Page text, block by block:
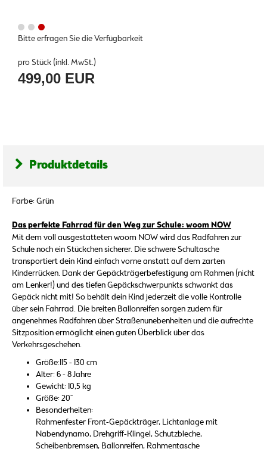
Bitte erfragen Sie die Verfügbarkeit
pro Stück (inkl. MwSt.)
499,00 EUR
Produktdetails
Farbe: Grün
Das perfekte Fahrrad für den Weg zur Schule: woom NOW
Mit dem voll ausgestatteten woom NOW wird das Radfahren zur
Schule noch ein Stückchen sicherer. Die schwere Schultasche
transportiert dein Kind einfach vorne anstatt auf dem zarten
Kinderrücken. Dank der Gepäckträgerbefestigung am Rahmen (nicht
am Lenker!) und des tiefen Gepäckschwerpunkts schwankt das
Gepäck nicht mit! So behält dein Kind jederzeit die volle Kontrolle
über sein Fahrrad. Die breiten Ballonreifen sorgen zudem für
angenehmes Radfahren über Straßenunebenheiten und die aufrechte
Sitzposition ermöglicht einen guten Überblick über das
Verkehrsgeschehen.
Größe:115 - 130 cm
Alter: 6 - 8 Jahre
Gewicht: 10,5 kg
Größe: 20"
Besonderheiten:
Rahmenfester Front-Gepäckträger, Lichtanlage mit
Nabendynamo, Drehgriff-Klingel, Schutzbleche,
Scheibenbremsen, Ballonreifen, Rahmentasche